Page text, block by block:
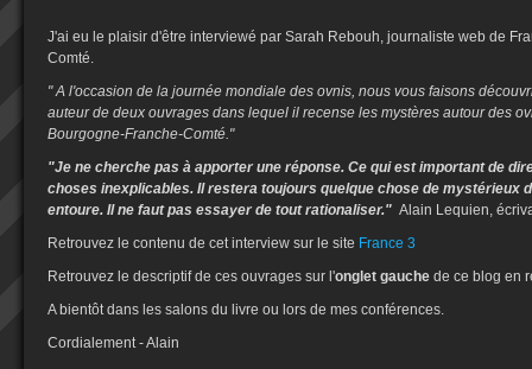
J'ai eu le plaisir d'être interviewé par Sarah Rebouh , journaliste web de
Comté.
" A l'occasion de la journée mondiale des ovnis, nous vous faisons
auteur de deux ouvrages dans lequel il recense les mystères autour des
Bourgogne-Franche-Comté."
"Je ne cherche pas à apporter une réponse. Ce qui est important de
choses inexplicables. Il restera toujours quelque chose de mystérieux
entoure. Il ne faut pas essayer de tout rationaliser." Alain Lequien,
Retrouvez le contenu de cet interview sur le site France 3
Retrouvez le descriptif de ces ouvrages sur l'onglet gauche de ce blog en
A bientôt dans les salons du livre ou lors de mes conférences.
Cordialement - Alain